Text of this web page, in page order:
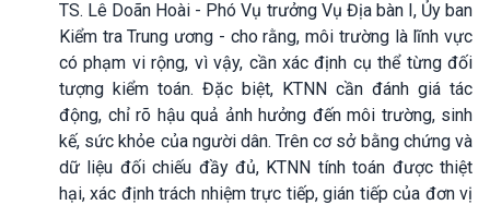
TS. Lê Doãn Hoài - Phó Vụ trưởng Vụ Địa bàn I, Ủy ban
Kiểm tra Trung ương - cho rằng, môi trường là lĩnh vực
có phạm vi rộng, vì vậy, cần xác định cụ thể từng đối
tượng kiểm toán. Đặc biệt, KTNN cần đánh giá tác
động, chỉ rõ hậu quả ảnh hưởng đến môi trường, sinh
kế, sức khỏe của người dân. Trên cơ sở bằng chứng và
dữ liệu đối chiếu đầy đủ, KTNN tính toán được thiệt
hại, xác định trách nhiệm trực tiếp, gián tiếp của đơn vị